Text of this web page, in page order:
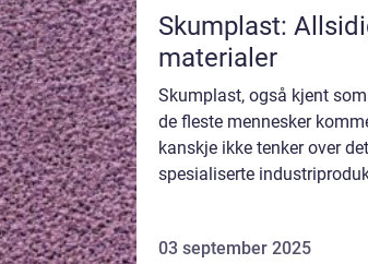
Skumplast:
materialer
Skumplast, også kjent
de fleste mennesker
kanskje ikke tenker over
spesialiserte
03 september 2025